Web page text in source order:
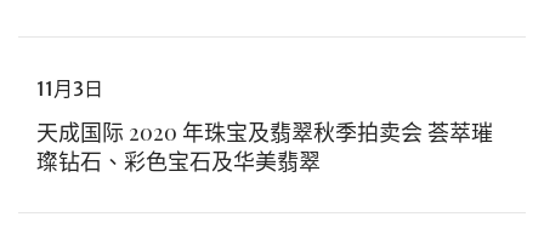
個人
11月3日
天成国际 2020 年珠宝及翡翠秋季拍卖会 荟萃璀
璨钻石、彩色宝石及华美翡翠